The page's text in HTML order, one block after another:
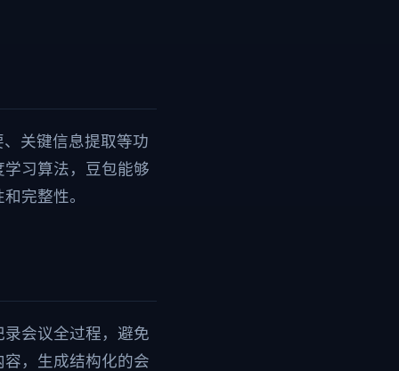
关键信息提取等功
习算法，豆包能够
完整性。
会议全过程，避免
，生成结构化的会